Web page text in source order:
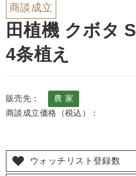
商談成立
田植機 クボタ
4条植え
販売先：
農 家
商談成立価格（税込）：
ウォッチリスト登録数